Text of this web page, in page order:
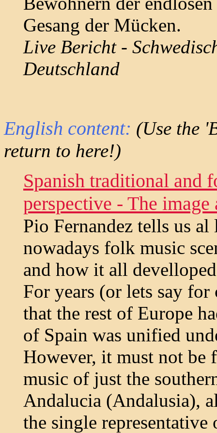
Gesang der Mücken.
Live Bericht -
Deutschland
English content: (Use the
return to here!)
Spanish traditional and
perspective - The
Pio Fernandez tells us al
nowadays folk music
and how it all
For years (or lets say
that the rest of Europe
of Spain was unified
However, it must not be
music of just the
Andalucia (Andalusia),
the single